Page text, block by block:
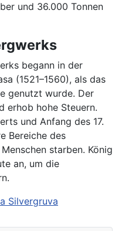
und 36.000 Tonnen
begann in der
(1521–1560), als das
genutzt wurde. Der
erhob hohe Steuern.
und Anfang des 17.
Bereiche des
starben. König
an, um die
Silvergruva